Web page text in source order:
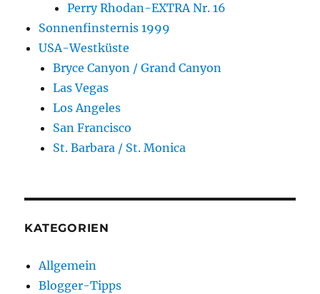
Perry Rhodan-EXTRA Nr. 16
Sonnenfinsternis 1999
USA-Westküste
Bryce Canyon / Grand Canyon
Las Vegas
Los Angeles
San Francisco
St. Barbara / St. Monica
KATEGORIEN
Allgemein
Blogger-Tipps